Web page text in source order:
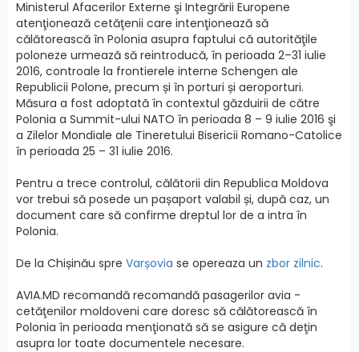
Ministerul Afacerilor Externe şi Integrării Europene
atenţionează cetăţenii care intenţionează să
călătorească în Polonia asupra faptului că autorităţile
poloneze urmează să reintroducă, în perioada 2–31 iulie
2016, controale la frontierele interne Schengen ale
Republicii Polone, precum și în porturi și aeroporturi.
Măsura a fost adoptată în contextul găzduirii de către
Polonia a Summit-ului NATO în perioada 8 – 9 iulie 2016 şi
a Zilelor Mondiale ale Tineretului Bisericii Romano-Catolice
în perioada 25 – 31 iulie 2016.
Pentru a trece controlul, călătorii din Republica Moldova
vor trebui să posede un pașaport valabil și, după caz, un
document care să confirme dreptul lor de a intra în
Polonia.
De la Chișinău spre Varșovia se opereaza un zbor zilnic.
AVIA.MD recomandă recomandă pasagerilor avia -
cetăţenilor moldoveni care doresc să călătorească în
Polonia în perioada menţionată să se asigure că deţin
asupra lor toate documentele necesare.